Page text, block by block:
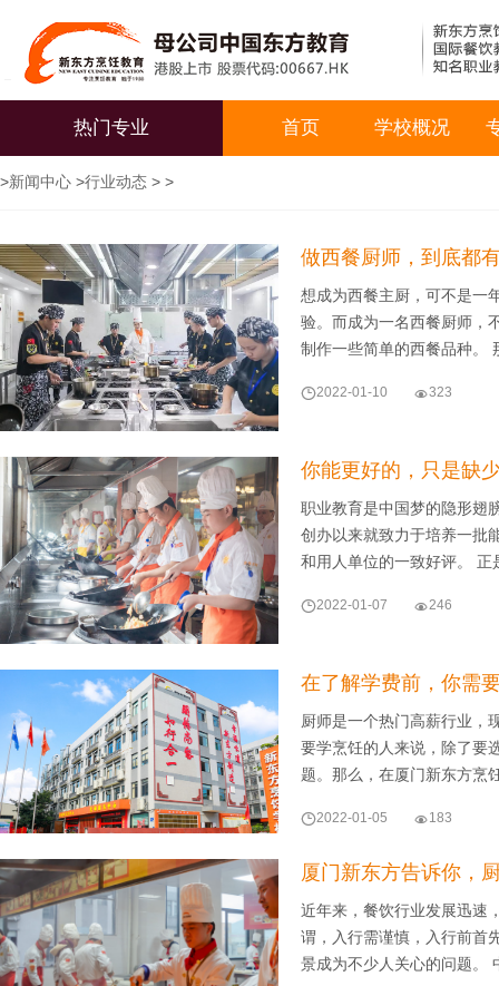
热门专业 首页 学校概况
>新闻中心 >行业动态 > >
做西餐厨师，到底都
想成为西餐主厨，可不是一
验。而成为一名西餐厨师，
制作一些简单的西餐品种
2022-01-10 323
你能更好的，只是缺
职业教育是中国梦的隐形翅
创办以来就致力于培养一批
和用人单位的一致好评。
2022-01-07 246
在了解学费前，你需
厨师是一个热门高薪行业，
要学烹饪的人来说，除了要
题。那么，在厦门新东方
2022-01-05 183
厦门新东方告诉你，
近年来，餐饮行业发展迅速
谓，入行需谨慎，入行前首
景成为不少人关心的问题